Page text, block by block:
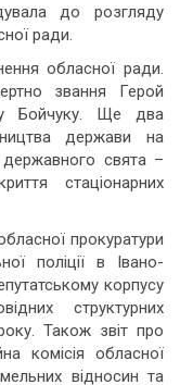
до розгляду
ради.
обласної ради.
звання Герой
Бойчуку. Ще два
держави на
державного свята –
стаціонарних
прокуратури
поліції в Івано-
корпусу
структурних
Також звіт про
комісія обласної
відносин та